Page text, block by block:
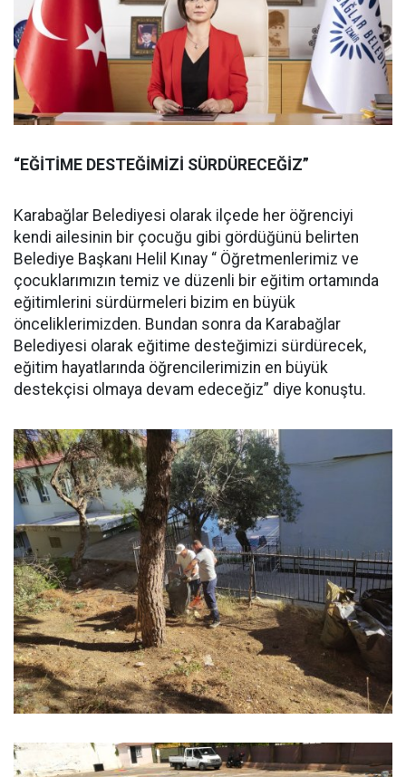
“EĞİTİME DESTEĞİMİZİ SÜRDÜRECEĞİZ”
Karabağlar Belediyesi olarak ilçede her öğrenciyi
kendi ailesinin bir çocuğu gibi gördüğünü belirten
Belediye Başkanı Helil Kınay “ Öğretmenlerimiz ve
çocuklarımızın temiz ve düzenli bir eğitim ortamında
eğitimlerini sürdürmeleri bizim en büyük
önceliklerimizden. Bundan sonra da Karabağlar
Belediyesi olarak eğitime desteğimizi sürdürecek,
eğitim hayatlarında öğrencilerimizin en büyük
destekçisi olmaya devam edeceğiz” diye konuştu.